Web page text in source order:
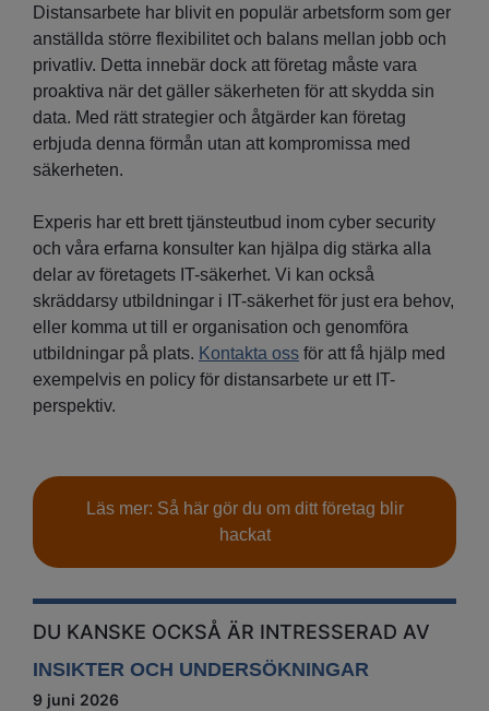
Distansarbete har blivit en populär arbetsform som ger
anställda större flexibilitet och balans mellan jobb och
privatliv. Detta innebär dock att företag måste vara
proaktiva när det gäller säkerheten för att skydda sin
data. Med rätt strategier och åtgärder kan företag
erbjuda denna förmån utan att kompromissa med
säkerheten.
Experis har ett brett tjänsteutbud inom cyber security
och våra erfarna konsulter kan hjälpa dig stärka alla
delar av företagets IT-säkerhet. Vi kan också
skräddarsy utbildningar i IT-säkerhet för just era behov,
eller komma ut till er organisation och genomföra
utbildningar på plats. Kontakta oss för att få hjälp med
exempelvis en policy för distansarbete ur ett IT-
perspektiv.
Läs mer: Så här gör du om ditt företag blir
hackat
DU KANSKE OCKSÅ ÄR INTRESSERAD AV
INSIKTER OCH UNDERSÖKNINGAR
9 juni 2026